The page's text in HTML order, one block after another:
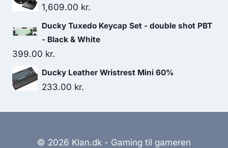
1,609.00 kr.
Ducky Tuxedo Keycap Set - double shot PBT
- Black & White
399.00 kr.
Ducky Leather Wristrest Mini 60%
233.00 kr.
© 2026 Klan.dk - Gaming til gameren